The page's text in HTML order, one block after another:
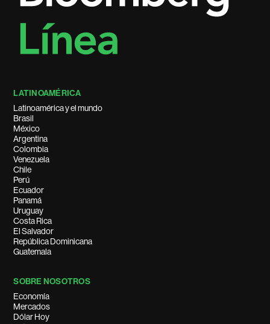
LATINOAMÉRICA
Latinoamérica y el mundo
Brasil
México
Argentina
Colombia
Venezuela
Chile
Perú
Ecuador
Panamá
Uruguay
Costa Rica
El Salvador
República Dominicana
Guatemala
SOBRE NOSOTROS
Economía
Mercados
Dólar Hoy